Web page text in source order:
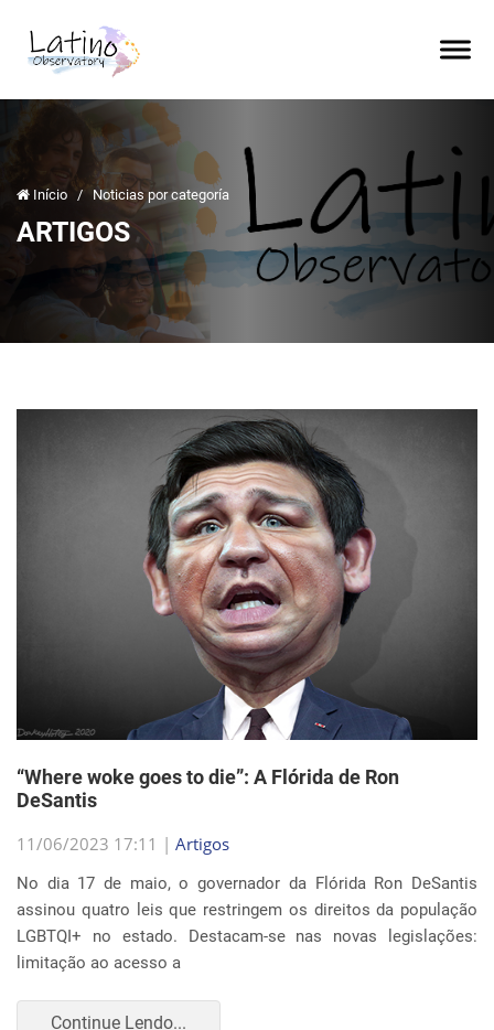
Início / Noticias por categoría
ARTIGOS
“Where woke goes to die”: A Flórida de Ron
DeSantis
11/06/2023 17:11 | Artigos
No dia 17 de maio, o governador da Flórida Ron DeSantis
assinou quatro leis que restringem os direitos da população
LGBTQI+ no estado. Destacam-se nas novas legislações:
limitação ao acesso a
Continue Lendo...